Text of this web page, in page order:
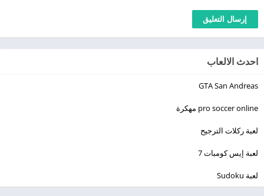
احدث الالعاب
GTA San Andreas
pro soccer online مهكرة
لعبة ركلات الترجيح
لعبة إيس كومبات 7
لعبة Sudoku